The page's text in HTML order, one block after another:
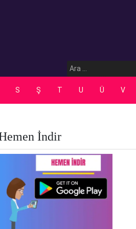
Arama:
S Ş T U Ü V
İndir